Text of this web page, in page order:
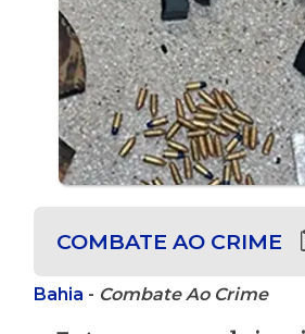
COMBATE AO CRIME
Bahia - Combate Ao Crime